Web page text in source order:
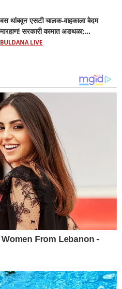
बस थांबवून एसटी चालक-वाहकाला बेदम
मारहाण! सरकारी कामात अडथळा;
प्रवाशांसमोर धिंगाणा घालणाऱ्या तिघांविरुद्ध
BULDANA LIVE